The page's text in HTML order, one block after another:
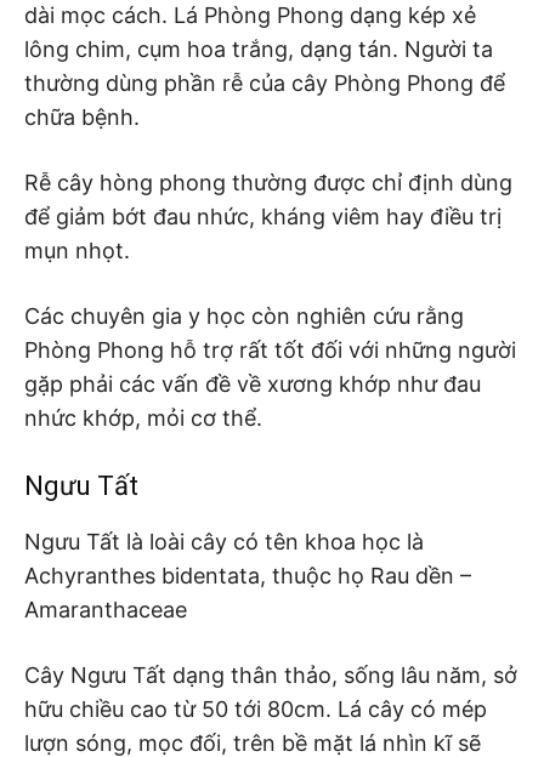
dài mọc cách. Lá Phòng Phong dạng kép xẻ
lông chim, cụm hoa trắng, dạng tán. Người ta
thường dùng phần rễ của cây Phòng Phong để
chữa bệnh.
Rễ cây hòng phong thường được chỉ định dùng
để giảm bớt đau nhức, kháng viêm hay điều trị
mụn nhọt.
Các chuyên gia y học còn nghiên cứu rằng
Phòng Phong hỗ trợ rất tốt đối với những người
gặp phải các vấn đề về xương khớp như đau
nhức khớp, mỏi cơ thể.
Ngưu Tất
Ngưu Tất là loài cây có tên khoa học là
Achyranthes bidentata, thuộc họ Rau dền –
Amaranthaceae
Cây Ngưu Tất dạng thân thảo, sống lâu năm, sở
hữu chiều cao từ 50 tới 80cm. Lá cây có mép
lượn sóng, mọc đối, trên bề mặt lá nhìn kĩ sẽ